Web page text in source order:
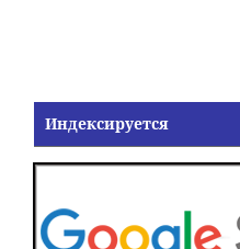
Индексируется